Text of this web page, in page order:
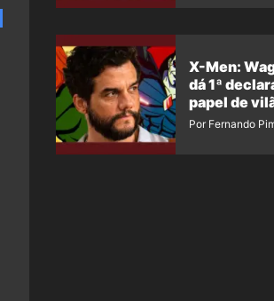
X-Men:
dá 1ª
papel de
da Marvel
Por Fernando